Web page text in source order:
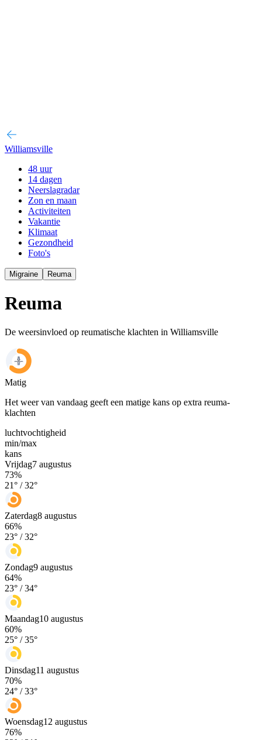
Williamsville
48 uur
14 dagen
Neerslagradar
Zon en maan
Activiteiten
Vakantie
Klimaat
Gezondheid
Foto's
Migraine Reuma
Reuma
De weersinvloed op reumatische klachten in Williamsville
Matig
Het weer van vandaag geeft een matige kans op extra reuma-
klachten
luchtvochtigheid
min/max
kans
Vrijdag7 augustus
73%
21° /32°
Zaterdag8 augustus
66%
23° /32°
Zondag9 augustus
64%
23° /34°
Maandag10 augustus
60%
25° /35°
Dinsdag11 augustus
70%
24° /33°
Woensdag12 augustus
76%